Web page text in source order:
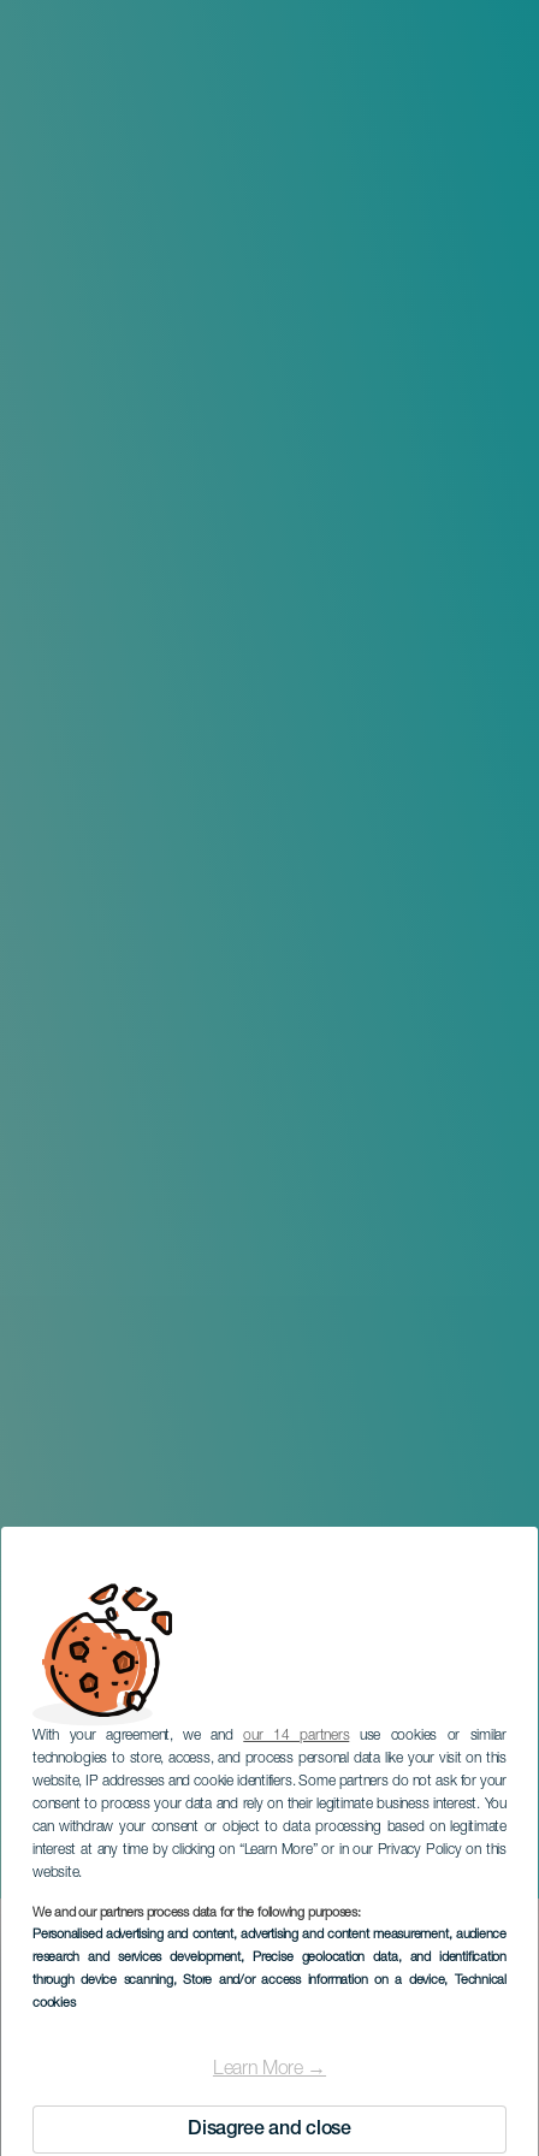
With your agreement, we andour 14 partnersuse cookies or similar
technologies to store, access, and process personal data like your visit on this
website, IP addresses and cookie identifiers. Some partners do not ask for your
consent to process your data and rely on their legitimate business interest. You
can withdraw your consent or object to data processing based on legitimate
interest at any time by clicking on “Learn More” or in our Privacy Policy on this
website.
We and our partners process data for the following purposes:
Personalised advertising and content, advertising and content measurement, audience
research and services development, Precise geolocation data, and identification
through device scanning, Store and/or access information on a device, Technical
cookies
Learn More →
Disagree and close
Piélago: Félix Morales en
concierto
LANZAROTE
Imagen
Listado